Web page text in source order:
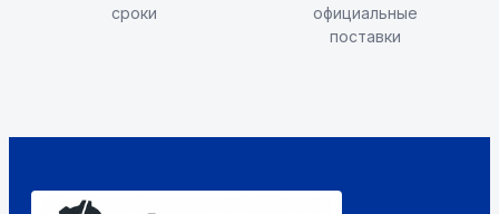
сроки
официальные
поставки